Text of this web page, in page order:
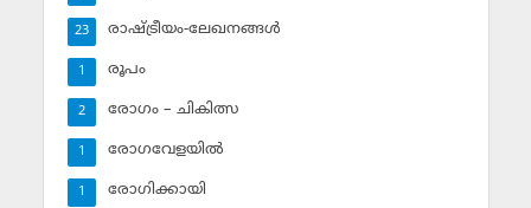
രാഷ്ട്രീയം-ലേഖനങ്ങള്‍
23
രൂപം
1
രോഗം – ചികിത്സ
2
രോഗവേളയില്‍
1
രോഗിക്കായി
1